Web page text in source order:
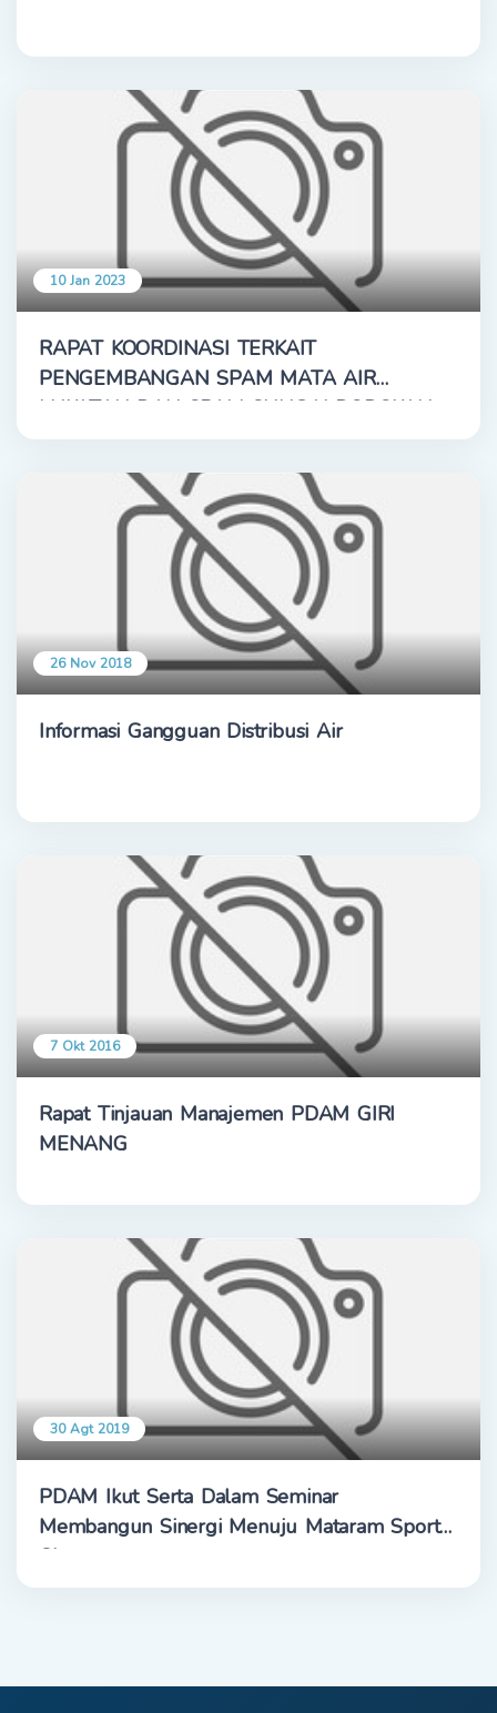
10 Jan 2023
RAPAT KOORDINASI TERKAIT
PENGEMBANGAN SPAM MATA AIR
LUKATAN DAN SPAM SUNGAI DODOKAN
26 Nov 2018
Informasi Gangguan Distribusi Air
7 Okt 2016
Rapat Tinjauan Manajemen PDAM GIRI
MENANG
30 Agt 2019
PDAM Ikut Serta Dalam Seminar
Membangun Sinergi Menuju Mataram Sport
City